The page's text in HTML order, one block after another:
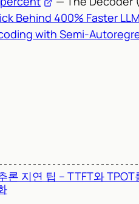
Behind 400% Faster LLM
with Semi-
론 지연 팁 – TTFT와